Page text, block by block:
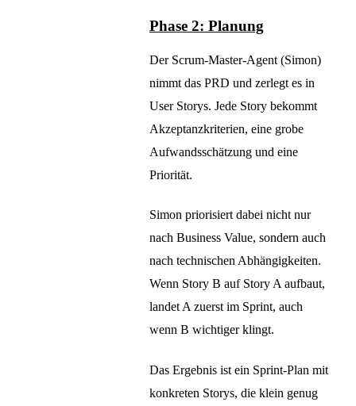
Phase 2: Planung
Der Scrum-Master-Agent (Simon)
nimmt das PRD und zerlegt es in
User Storys. Jede Story bekommt
Akzeptanzkriterien, eine grobe
Aufwandsschätzung und eine
Priorität.
Simon priorisiert dabei nicht nur
nach Business Value, sondern auch
nach technischen Abhängigkeiten.
Wenn Story B auf Story A aufbaut,
landet A zuerst im Sprint, auch
wenn B wichtiger klingt.
Das Ergebnis ist ein Sprint-Plan mit
konkreten Storys, die klein genug